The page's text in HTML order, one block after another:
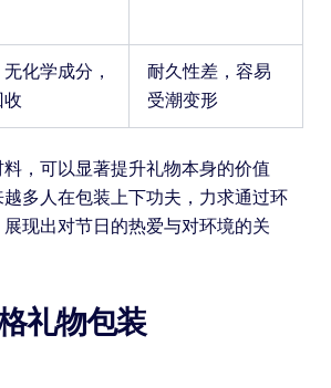
化学成分，
收
耐久性差，容易
受潮变形
，可以显著提升礼物本身的价值
多人在包装上下功夫，力求通过环
现出对节日的热爱与对环境的关
礼物包装